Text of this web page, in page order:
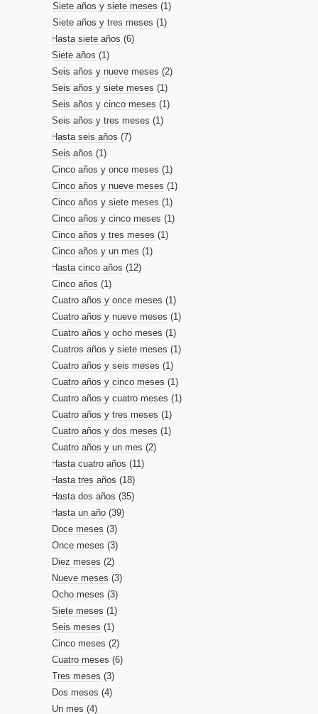
Siete años y siete meses (1)
Siete años y tres meses (1)
Hasta siete años (6)
Siete años (1)
Seis años y nueve meses (2)
Seis años y siete meses (1)
Seis años y cinco meses (1)
Seis años y tres meses (1)
Hasta seis años (7)
Seis años (1)
Cinco años y once meses (1)
Cinco años y nueve meses (1)
Cinco años y siete meses (1)
Cinco años y cinco meses (1)
Cinco años y tres meses (1)
Cinco años y un mes (1)
Hasta cinco años (12)
Cinco años (1)
Cuatro años y once meses (1)
Cuatro años y nueve meses (1)
Cuatro años y ocho meses (1)
Cuatros años y siete meses (1)
Cuatro años y seis meses (1)
Cuatro años y cinco meses (1)
Cuatro años y cuatro meses (1)
Cuatro años y tres meses (1)
Cuatro años y dos meses (1)
Cuatro años y un mes (2)
Hasta cuatro años (11)
Hasta tres años (18)
Hasta dos años (35)
Hasta un año (39)
Doce meses (3)
Once meses (3)
Diez meses (2)
Nueve meses (3)
Ocho meses (3)
Siete meses (1)
Seis meses (1)
Cinco meses (2)
Cuatro meses (6)
Tres meses (3)
Dos meses (4)
Un mes (4)